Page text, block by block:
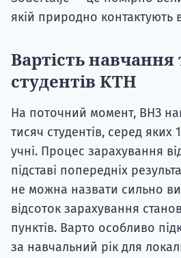
якій природно контактують
Вартість навчання
студентів KTH
На поточний момент, ВНЗ
тисяч студентів, серед яких
учні. Процес зарахування
підставі попередніх
не можна назвати сильно
відсоток зарахування
пунктів. Варто особливо
за навчальний рік для